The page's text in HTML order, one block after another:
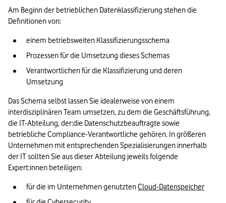
Am Beginn der betrieblichen Datenklassifizierung stehen die
Definitionen von:
einem betriebsweiten Klassifizierungsschema
Prozessen für die Umsetzung dieses Schemas
Verantwortlichen für die Klassifizierung und deren
Umsetzung
Das Schema selbst lassen Sie idealerweise von einem
interdisziplinären Team umsetzen, zu dem die Geschäftsführung,
die IT-Abteilung, der:die Datenschutzbeauftragte sowie
betriebliche Compliance-Verantwortliche gehören. In größeren
Unternehmen mit entsprechenden Spezialisierungen innerhalb
der IT sollten Sie aus dieser Abteilung jeweils folgende
Expert:innen beteiligen:
für die im Unternehmen genutzten Cloud-Datenspeicher